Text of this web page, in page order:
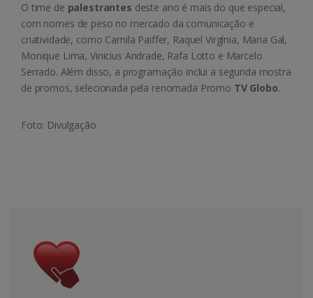
O time de palestrantes deste ano é mais do que especial,
com nomes de peso no mercado da comunicação e
criatividade, como Camila Paiffer, Raquel Virgínia, Maria Gal,
Monique Lima, Vinicius Andrade, Rafa Lotto e Marcelo
Serrado. Além disso, a programação inclui a segunda mostra
de promos, selecionada pela renomada Promo TV Globo.
Foto: Divulgação